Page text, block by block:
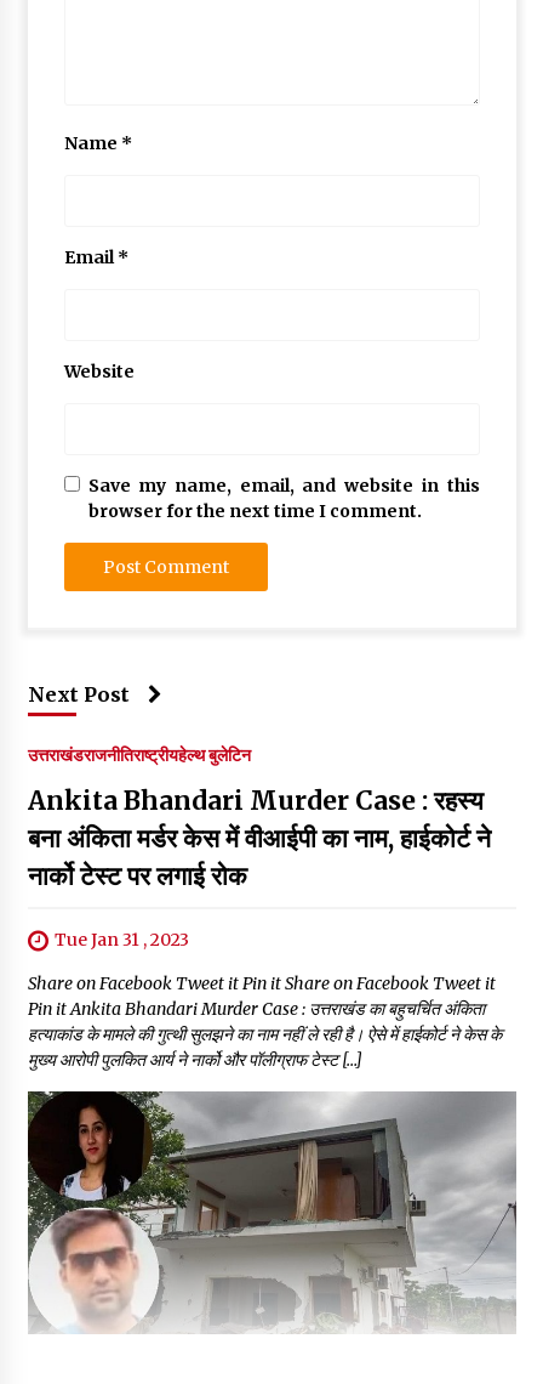
Name *
Email*
Website
Save my name, email, and website in this
browser for the next time I comment.
Next Post
उत्तराखंडराजनीतिराष्ट्रीयहेल्थ बुलेटिन
Ankita Bhandari Murder Case : रहस्य
बना अंकिता मर्डर केस में वीआईपी का नाम, हाईकोर्ट ने
नार्को टेस्ट पर लगाई रोक
Tue Jan 31 , 2023
Share on Facebook Tweet it Pin it Share on Facebook Tweet it
Pin it Ankita Bhandari Murder Case : उत्तराखंड का बहुचर्चित अंकिता
हत्याकांड के मामले की गुत्थी सुलझने का नाम नहीं ले रही है। ऐसे में हाईकोर्ट ने केस के
मुख्य आरोपी पुलकित आर्य ने नार्को और पॉलीग्राफ टेस्ट […]